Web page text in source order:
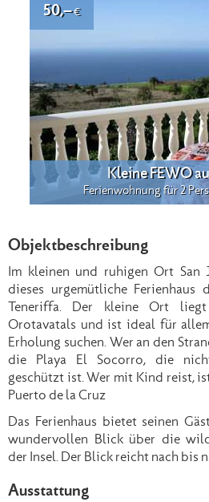
Kleine FEWO
Ferienwohnung für 2
50,–€
Objektbeschreibung
Im kleinen und ruhigen Ort San
dieses urgemütliche
Teneriffa. Der kleine Ort
Orotavatals und ist ideal für
Erholung suchen. Wer an den
die Playa El Socorro, die
geschützt ist. Wer mit Kind reist,
Puerto de la Cruz
Das Ferienhaus bietet seinen
wundervollen Blick über die
der Insel. Der Blick reicht nach bis
Ausstattung